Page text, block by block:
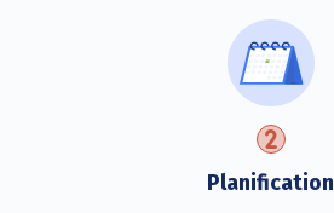
Planification